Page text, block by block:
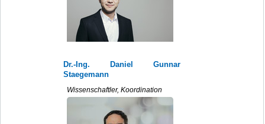
Dr.-Ing. Daniel Gunnar
Staegemann
Wissenschaftler, Koordination